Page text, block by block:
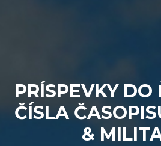
PRÍSPEVKY DO
ČÍSLA
&